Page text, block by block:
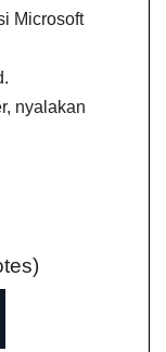
Microsoft
nyalakan